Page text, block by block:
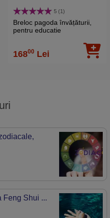
5 (1)
Breloc pagoda învățăturii,
pentru educatie
16800 Lei
Feng Shui ...